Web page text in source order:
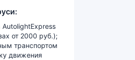
от 2000 руб.);
транспортом
движения